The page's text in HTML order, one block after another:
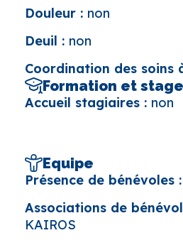
Douleur : non
Deuil : non
Coordination des soins
Formation et
Accueil stagiaires : non
Equipe
Présence de bénévoles :
Associations de
KAIROS